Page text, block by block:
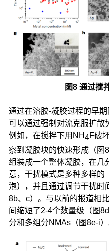
图8 通过搅
通过在溶胶-凝胶过程的早
可以通过强制对流克服扩散
例如，在搅拌下用NH4F破
察到凝胶块的快速形成（图
组装成一个整体凝胶，在几
意，干扰模式是多种多样的
泡），并且通过调节干扰时
8b、c）。与以前的报道相
间缩短了2-4个数量级（图
分和多组分NMAs（图8e-i）